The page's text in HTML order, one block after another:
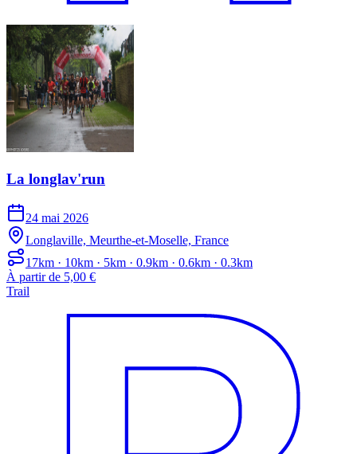
La longlav'run
24 mai 2026
Longlaville, Meurthe-et-Moselle, France
17km · 10km · 5km · 0.9km · 0.6km · 0.3km
À partir de 5,00 €
Trail